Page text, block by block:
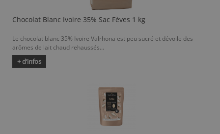
Chocolat Blanc Ivoire 35% Sac Fèves 1 kg
Le chocolat blanc 35% Ivoire Valrhona est peu sucré et dévoile des
arômes de lait chaud rehaussés...
+ d’infos